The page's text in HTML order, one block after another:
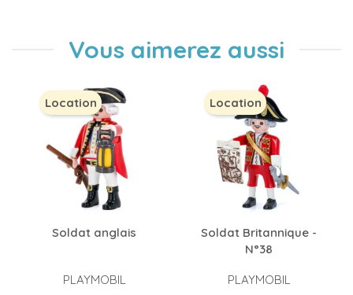
Vous aimerez aussi
Soldat anglais
PLAYMOBIL
Location
Soldat Britannique -
N°38
PLAYMOBIL
Location